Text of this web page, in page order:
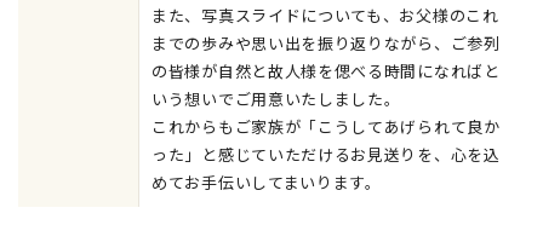
また、写真スライドについても、お父様のこれ
までの歩みや思い出を振り返りながら、ご参列
の皆様が自然と故人様を偲べる時間になればと
いう想いでご用意いたしました。
これからもご家族が「こうしてあげられて良か
った」と感じていただけるお見送りを、心を込
めてお手伝いしてまいります。